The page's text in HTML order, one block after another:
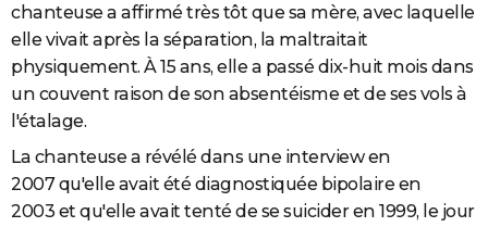
chanteuse a affirmé très tôt que sa mère, avec laquelle
elle vivait après la séparation, la maltraitait
physiquement. À 15 ans, elle a passé dix-huit mois dans
un couvent raison de son absentéisme et de ses vols à
l'étalage.
La chanteuse a révélé dans une interview en
2007 qu'elle avait été diagnostiquée bipolaire en
2003 et qu'elle avait tenté de se suicider en 1999, le jour